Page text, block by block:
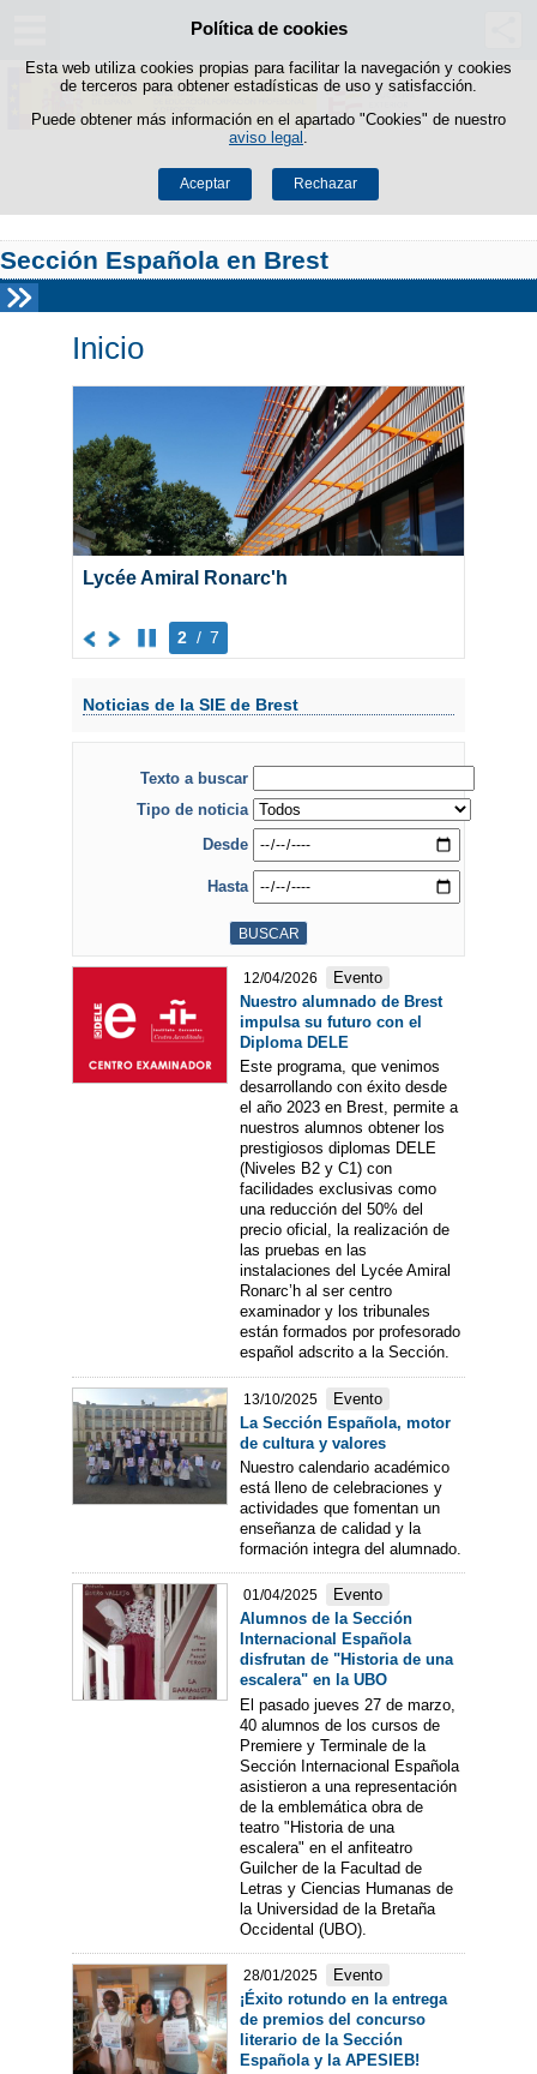
Política de cookies
Esta web utiliza cookies propias para facilitar la navegación y cookies
de terceros para obtener estadísticas de uso y satisfacción.
Puede obtener más información en el apartado "Cookies" de nuestro
aviso legal
Aceptar Rechazar
Saltar al contenido
Sección Española en Brest
Inicio
Lycée Amiral Ronarc'h
2 / 7
Noticias de la SIE de Brest
Texto a buscar
Tipo de noticia
Desde
Hasta
12/04/2026
Evento
Nuestro alumnado de Brest
impulsa su futuro con el
Diploma DELE
Este programa, que venimos
desarrollando con éxito desde
el año 2023 en Brest, permite a
nuestros alumnos obtener los
prestigiosos diplomas DELE
(Niveles B2 y C1) con
facilidades exclusivas como
una reducción del 50% del
precio oficial, la realización de
las pruebas en las
instalaciones del Lycée Amiral
Ronarc’h al ser centro
examinador y los tribunales
están formados por profesorado
español adscrito a la Sección.
13/10/2025
Evento
La Sección Española, motor
de cultura y valores
Nuestro calendario académico
está lleno de celebraciones y
actividades que fomentan un
enseñanza de calidad y la
formación integra del alumnado.
01/04/2025
Evento
Alumnos de la Sección
Internacional Española
disfrutan de "Historia de una
escalera" en la UBO
El pasado jueves 27 de marzo,
40 alumnos de los cursos de
Premiere y Terminale de la
Sección Internacional Española
asistieron a una representación
de la emblemática obra de
teatro "Historia de una
escalera" en el anfiteatro
Guilcher de la Facultad de
Letras y Ciencias Humanas de
la Universidad de la Bretaña
Occidental (UBO).
28/01/2025
Evento
¡Éxito rotundo en la entrega
de premios del concurso
literario de la Sección
Española y la APESIEB!